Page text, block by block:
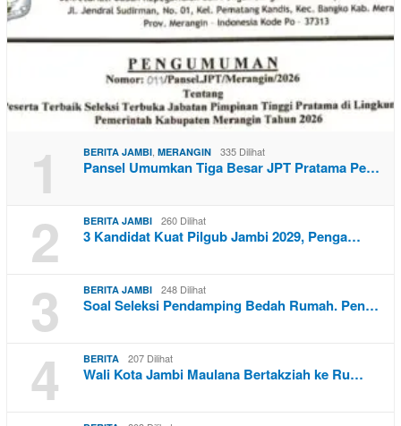
1 BERITA JAMBI, MERANGIN 335 Dilihat
Pansel Umumkan Tiga Besar JPT Pratama Pe…
2 BERITA JAMBI 260 Dilihat
3 Kandidat Kuat Pilgub Jambi 2029, Penga…
3 BERITA JAMBI 248 Dilihat
Soal Seleksi Pendamping Bedah Rumah. Pen…
4 BERITA 207 Dilihat
Wali Kota Jambi Maulana Bertakziah ke Ru…